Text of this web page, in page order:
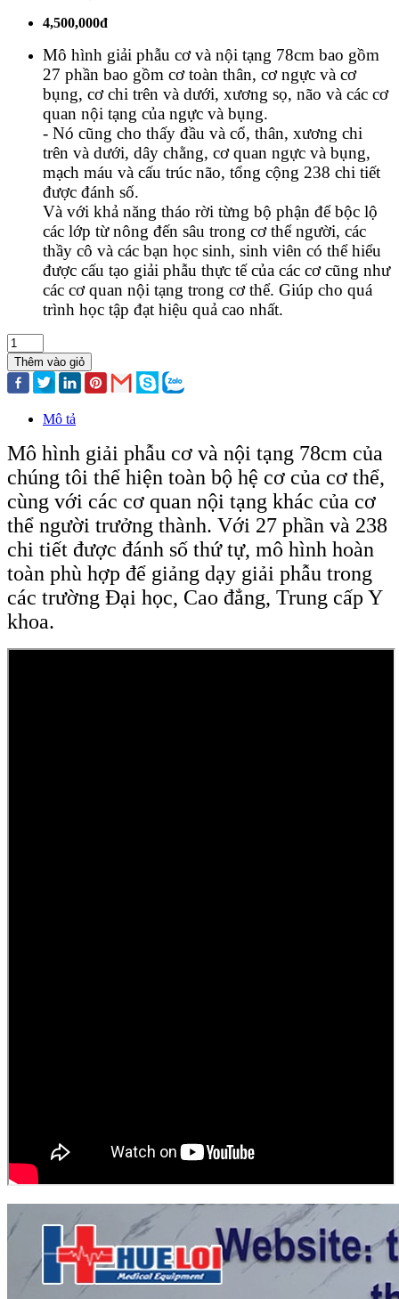
4,500,000đ
Mô hình giải phẫu cơ và nội tạng 78cm bao gồm
27 phần bao gồm cơ toàn thân, cơ ngực và cơ
bụng, cơ chi trên và dưới, xương sọ, não và các cơ
quan nội tạng của ngực và bụng.
- Nó cũng cho thấy đầu và cổ, thân, xương chi
trên và dưới, dây chằng, cơ quan ngực và bụng,
mạch máu và cấu trúc não, tổng cộng 238 chi tiết
được đánh số.
Và với khả năng tháo rời từng bộ phận để bộc lộ
các lớp từ nông đến sâu trong cơ thể người, các
thầy cô và các bạn học sinh, sinh viên có thể hiểu
được cấu tạo giải phẫu thực tế của các cơ cũng như
các cơ quan nội tạng trong cơ thể. Giúp cho quá
trình học tập đạt hiệu quả cao nhất.
Thêm vào giỏ
Mô tả
Mô hình giải phẫu cơ và nội tạng 78cm của
chúng tôi thể hiện toàn bộ hệ cơ của cơ thể,
cùng với các cơ quan nội tạng khác của cơ
thể người trưởng thành. Với 27 phần và 238
chi tiết được đánh số thứ tự, mô hình hoàn
toàn phù hợp để giảng dạy giải phẫu trong
các trường Đại học, Cao đẳng, Trung cấp Y
khoa.